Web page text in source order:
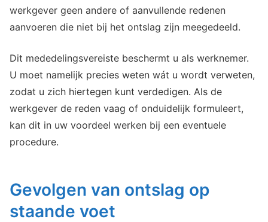
werkgever geen andere of aanvullende redenen
aanvoeren die niet bij het ontslag zijn meegedeeld.
Dit mededelingsvereiste beschermt u als werknemer.
U moet namelijk precies weten wát u wordt verweten,
zodat u zich hiertegen kunt verdedigen. Als de
werkgever de reden vaag of onduidelijk formuleert,
kan dit in uw voordeel werken bij een eventuele
procedure.
Gevolgen van ontslag op
staande voet